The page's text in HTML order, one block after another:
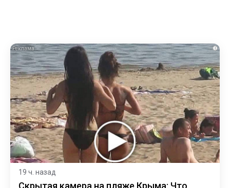
i
19 ч. назад
Скрытая камера на пляже Крыма: Что